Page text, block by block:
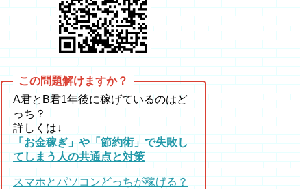
A君とB君1年後に稼げているのはど
っち？
詳しくは↓
「お金稼ぎ」や「節約術」で失敗し
てしまう人の共通点と対策
スマホとパソコンどっちが稼げる？